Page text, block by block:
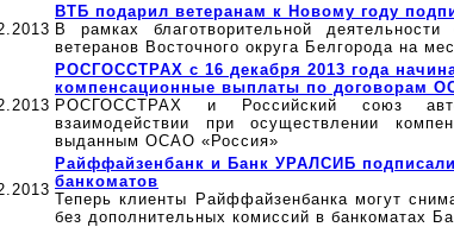
ВТБ подарил ветеранам к Новому году
В рамках благотворительной
ветеранов Восточного округа Белгорода на
РОСГОССТРАХ с 16 декабря 2013 года
компенсационные выплаты по договорам
РОСГОССТРАХ и Российский союз
взаимодействии при осуществлении
выданным ОСАО «Россия»
Райффайзенбанк и Банк УРАЛСИБ
банкоматов
Теперь клиенты Райффайзенбанка могут
без дополнительных комиссий в банкоматах